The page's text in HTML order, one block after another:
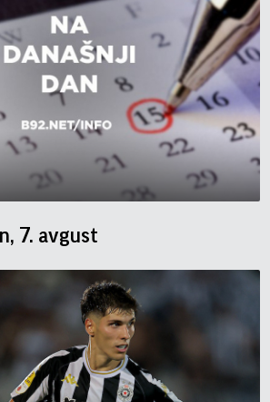
7. avgust